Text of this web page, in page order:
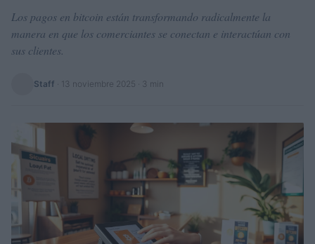
Los pagos en bitcoin están transformando radicalmente la
manera en que los comerciantes se conectan e interactúan con
sus clientes.
Staff 13 noviembre 2025 · 3 min